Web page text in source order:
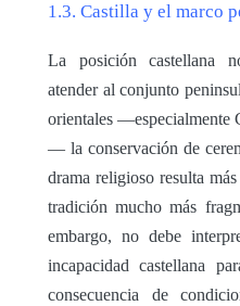
1.3. Castilla y el marco
La posición castellana
atender al conjunto
orientales —especialmente
— la conservación de
drama religioso resulta
tradición mucho más
embargo, no debe
incapacidad castellana
consecuencia de